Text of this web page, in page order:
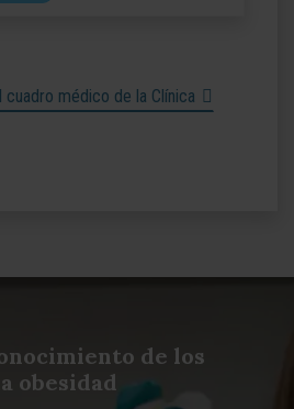
médico de la Clínica
de los
obesidad